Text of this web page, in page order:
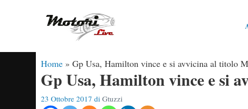
Home » Gp Usa, Hamilton vince e si avvicina al titolo
Gp Usa, Hamilton vince e si
23 Ottobre 2017 di Gtuzzi